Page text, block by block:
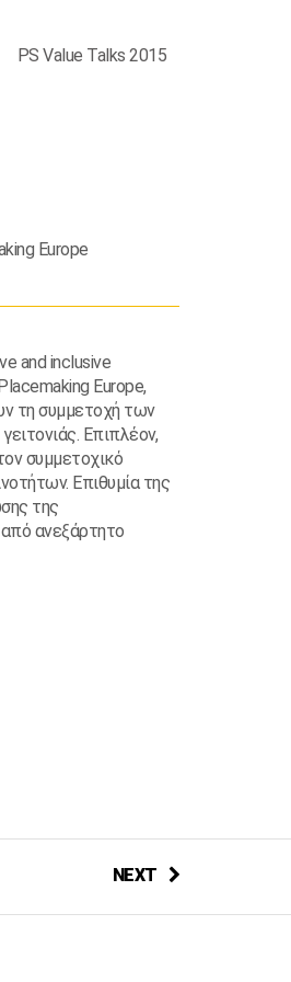
PS Value Talks 2015
Europe
and inclusive
Europe,
τη συμμετοχή των
Επιπλέον,
συμμετοχικό
Επιθυμία της
της
ανεξάρτητο
NEXT